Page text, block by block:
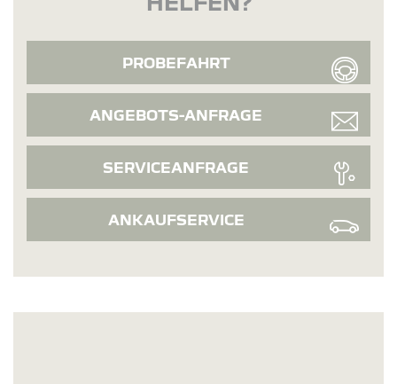
PROBEFAHRT
ANGEBOTS-ANFRAGE
SERVICEANFRAGE
ANKAUFSERVICE